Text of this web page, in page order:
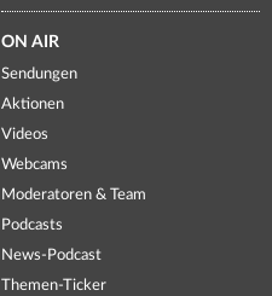
ON AIR
Sendungen
Aktionen
Videos
Webcams
Moderatoren & Team
Podcasts
News-Podcast
Themen-Ticker